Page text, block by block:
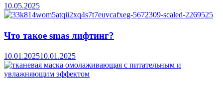
10.05.2025
Что такое smas лифтинг?
10.01.202510.01.2025